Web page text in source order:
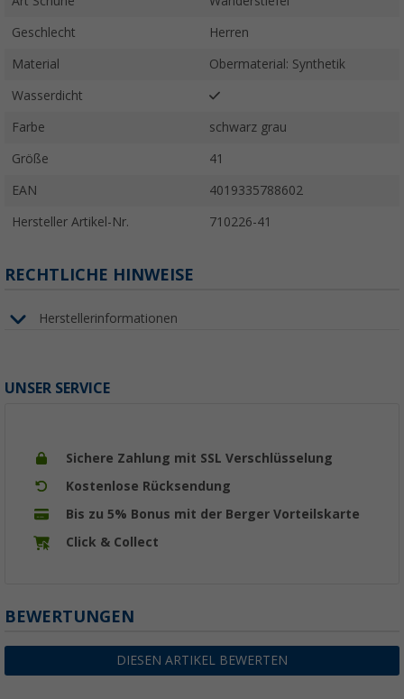
Geschlecht Herren
Material Obermaterial: Synthetik
Wasserdicht
Farbe schwarz grau
Größe 41
EAN 4019335788602
Hersteller Artikel-Nr. 710226-41
RECHTLICHE HINWEISE
Herstellerinformationen
UNSER SERVICE
Sichere Zahlung mit SSL Verschlüsselung
Kostenlose Rücksendung
Bis zu 5% Bonus mit der Berger Vorteilskarte
Click & Collect
BEWERTUNGEN
DIESEN ARTIKEL BEWERTEN